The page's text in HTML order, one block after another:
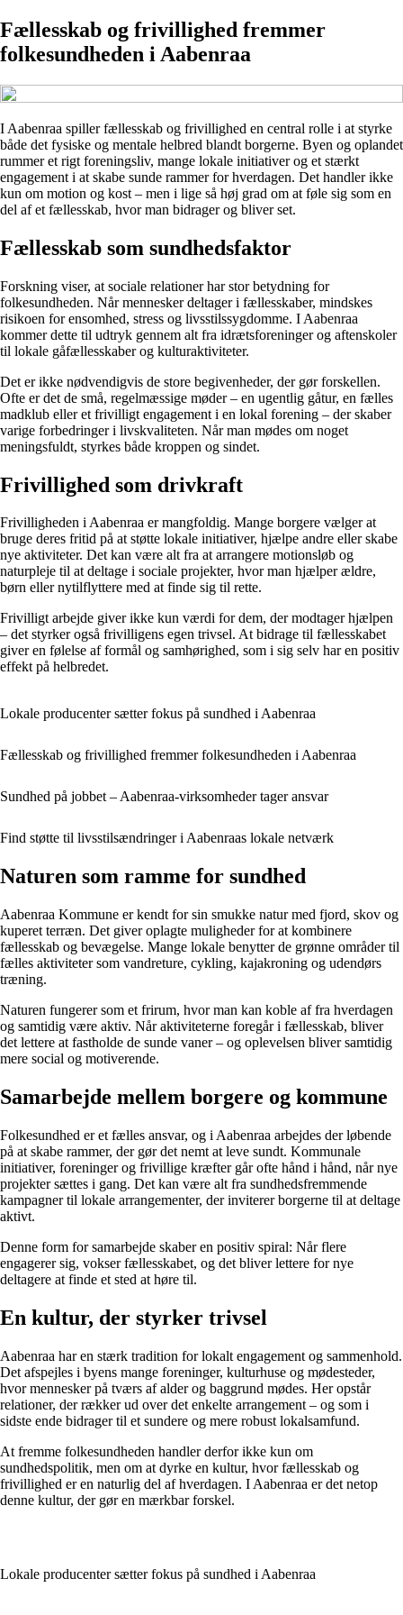
Fællesskab og frivillighed fremmer
folkesundheden i Aabenraa
I Aabenraa spiller fællesskab og frivillighed en central rolle i at styrke
både det fysiske og mentale helbred blandt borgerne. Byen og oplandet
rummer et rigt foreningsliv, mange lokale initiativer og et stærkt
engagement i at skabe sunde rammer for hverdagen. Det handler ikke
kun om motion og kost – men i lige så høj grad om at føle sig som en
del af et fællesskab, hvor man bidrager og bliver set.
Fællesskab som sundhedsfaktor
Forskning viser, at sociale relationer har stor betydning for
folkesundheden. Når mennesker deltager i fællesskaber, mindskes
risikoen for ensomhed, stress og livsstilssygdomme. I Aabenraa
kommer dette til udtryk gennem alt fra idrætsforeninger og aftenskoler
til lokale gåfællesskaber og kulturaktiviteter.
Det er ikke nødvendigvis de store begivenheder, der gør forskellen.
Ofte er det de små, regelmæssige møder – en ugentlig gåtur, en fælles
madklub eller et frivilligt engagement i en lokal forening – der skaber
varige forbedringer i livskvaliteten. Når man mødes om noget
meningsfuldt, styrkes både kroppen og sindet.
Frivillighed som drivkraft
Frivilligheden i Aabenraa er mangfoldig. Mange borgere vælger at
bruge deres fritid på at støtte lokale initiativer, hjælpe andre eller skabe
nye aktiviteter. Det kan være alt fra at arrangere motionsløb og
naturpleje til at deltage i sociale projekter, hvor man hjælper ældre,
børn eller nytilflyttere med at finde sig til rette.
Frivilligt arbejde giver ikke kun værdi for dem, der modtager hjælpen
– det styrker også frivilligens egen trivsel. At bidrage til fællesskabet
giver en følelse af formål og samhørighed, som i sig selv har en positiv
effekt på helbredet.
Lokale producenter sætter fokus på sundhed i Aabenraa
Fællesskab og frivillighed fremmer folkesundheden i Aabenraa
Sundhed på jobbet – Aabenraa-virksomheder tager ansvar
Find støtte til livsstilsændringer i Aabenraas lokale netværk
Naturen som ramme for sundhed
Aabenraa Kommune er kendt for sin smukke natur med fjord, skov og
kuperet terræn. Det giver oplagte muligheder for at kombinere
fællesskab og bevægelse. Mange lokale benytter de grønne områder til
fælles aktiviteter som vandreture, cykling, kajakroning og udendørs
træning.
Naturen fungerer som et frirum, hvor man kan koble af fra hverdagen
og samtidig være aktiv. Når aktiviteterne foregår i fællesskab, bliver
det lettere at fastholde de sunde vaner – og oplevelsen bliver samtidig
mere social og motiverende.
Samarbejde mellem borgere og kommune
Folkesundhed er et fælles ansvar, og i Aabenraa arbejdes der løbende
på at skabe rammer, der gør det nemt at leve sundt. Kommunale
initiativer, foreninger og frivillige kræfter går ofte hånd i hånd, når nye
projekter sættes i gang. Det kan være alt fra sundhedsfremmende
kampagner til lokale arrangementer, der inviterer borgerne til at deltage
aktivt.
Denne form for samarbejde skaber en positiv spiral: Når flere
engagerer sig, vokser fællesskabet, og det bliver lettere for nye
deltagere at finde et sted at høre til.
En kultur, der styrker trivsel
Aabenraa har en stærk tradition for lokalt engagement og sammenhold.
Det afspejles i byens mange foreninger, kulturhuse og mødesteder,
hvor mennesker på tværs af alder og baggrund mødes. Her opstår
relationer, der rækker ud over det enkelte arrangement – og som i
sidste ende bidrager til et sundere og mere robust lokalsamfund.
At fremme folkesundheden handler derfor ikke kun om
sundhedspolitik, men om at dyrke en kultur, hvor fællesskab og
frivillighed er en naturlig del af hverdagen. I Aabenraa er det netop
denne kultur, der gør en mærkbar forskel.
Lokale producenter sætter fokus på sundhed i Aabenraa